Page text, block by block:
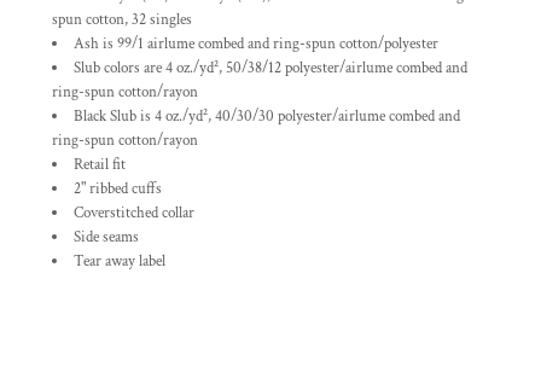
spun cotton, 32 singles
Ash is 99/1 airlume combed and ring-spun cotton/polyester
Slub colors are 4 oz./yd², 50/38/12 polyester/airlume combed and
ring-spun cotton/rayon
Black Slub is 4 oz./yd², 40/30/30 polyester/airlume combed and
ring-spun cotton/rayon
Retail fit
2" ribbed cuffs
Coverstitched collar
Side seams
Tear away label